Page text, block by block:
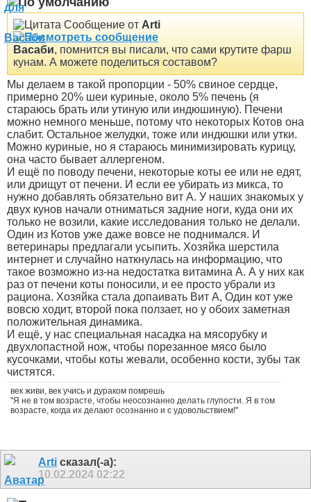
Сообщение от Arti
Васаби, помнится вы писали, что сами крутите фарш
кунам. А можете поделиться составом?
Мы делаем в такой пропорции - 50% свиное сердце,
примерно 20% шеи куриные, около 5% печень (я
стараюсь брать или утиную или индюшиную). Печени
можно немного меньше, потому что некоторых Котов она
слабит. Остальное желудки, тоже или индюшки или утки.
Можно куриные, но я стараюсь минимизировать курицу,
она часто бывает аллергеном.
И ещё по поводу печени, некоторые коты ее или не едят,
или дрищут от печени. И если ее убирать из микса, то
нужно добавлять обязательно вит А. У наших знакомых у
двух кунов начали отниматься задние ноги, куда они их
только не возили, какие исследования только не делали.
Один из Котов уже даже вовсе не поднимался. И
ветеринары предлагали усыпить. Хозяйка шерстила
интернет и случайно наткнулась на информацию, что
такое возможно из-на недостатка витамина А. А у них как
раз от печени коты поносили, и ее просто убрали из
рациона. Хозяйка стала допаивать Вит А, Один кот уже
вовсю ходит, второй пока ползает, но у обоих заметная
положительная динамика.
И ещё, у нас специальная насадка на мясорубку и
двухлопастной нож, чтобы порезанное мясо было
кусочками, чтобы коты жевали, особенно кости, зубы так
чистятся.
век живи, век учись и дураком помрешь
"Я не в том возрасте, чтобы неосознанно делать глупости. Я в том
возрасте, когда их делают осознанно и с удовольствием!"
Arti сказал(-а):
10.02.2024 02:22